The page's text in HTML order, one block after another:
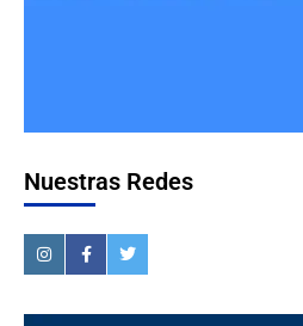
Nuestras Redes